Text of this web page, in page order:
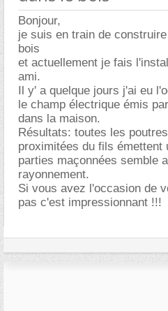
Bonjour,
je suis en train de
bois
et actuellement je fais
ami.
Il y' a quelque jours j'ai eu
le champ électrique émis
dans la maison.
Résultats: toutes les
proximitées du fils émettent
parties maçonnées semble
rayonnement.
Si vous avez l'occasion de
pas c'est impressionnant !!!